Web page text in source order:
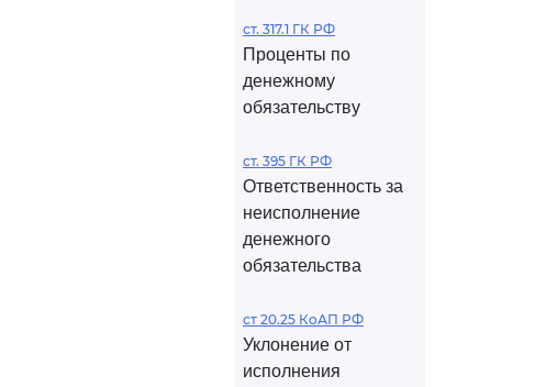
ст. 317.1 ГК РФ
Проценты по
денежному
обязательству
ст. 395 ГК РФ
Ответственность за
неисполнение
денежного
обязательства
ст 20.25 КоАП РФ
Уклонение от
исполнения